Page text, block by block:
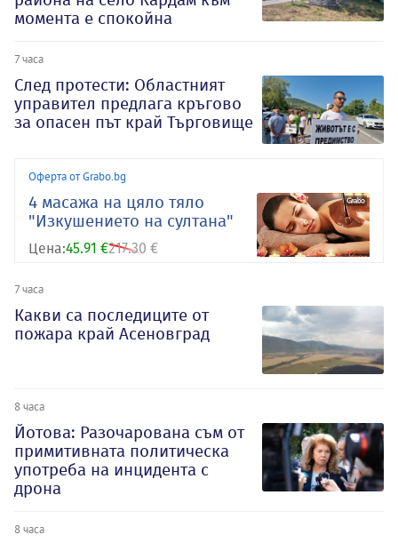
момента е спокойна
7 часа
След протести: Областният
управител предлага кръгово
за опасен път край Търговище
Оферта от Grabo.bg
4 масажа на цяло тяло
"Изкушението на султана"
Цена:45.91 €217.30 €
7 часа
Какви са последиците от
пожара край Асеновград
8 часа
Йотова: Разочарована съм от
примитивната политическа
употреба на инцидента с
дрона
8 часа